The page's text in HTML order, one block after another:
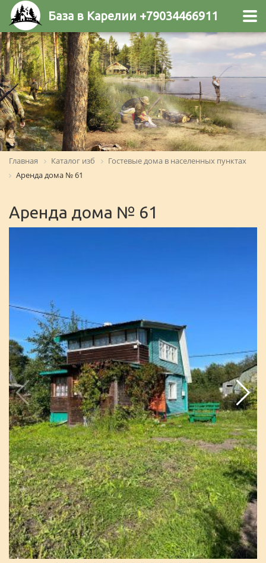
База в Карелии +79034466911
Главная Каталог изб
Гостевые дома в населенных пунктах
Аренда дома № 61
Аренда дома № 61